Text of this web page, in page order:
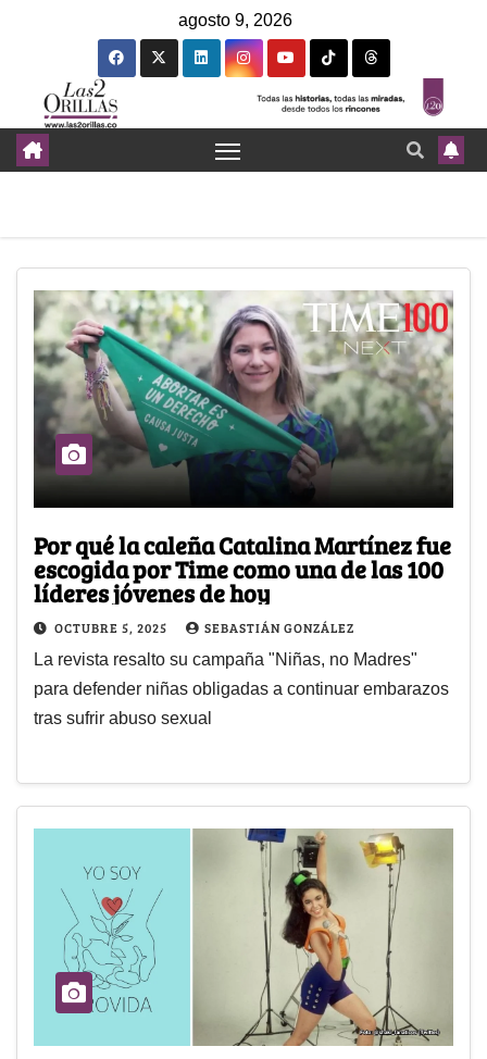
agosto 9, 2026
Por qué la caleña Catalina Martínez fue
escogida por Time como una de las 100
líderes jóvenes de hoy
OCTUBRE 5, 2025 SEBASTIÁN GONZÁLEZ
La revista resalto su campaña "Niñas, no Madres"
para defender niñas obligadas a continuar embarazos
tras sufrir abuso sexual